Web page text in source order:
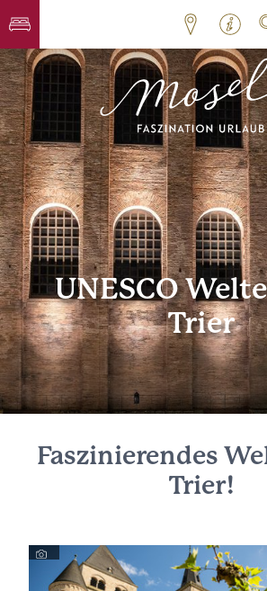
UNESCO
Trier
Faszinierendes
Trier!